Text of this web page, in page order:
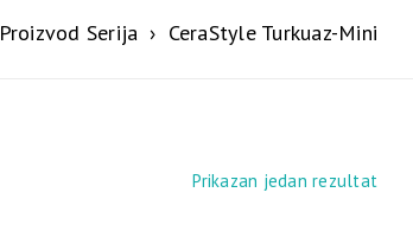
Proizvod Serija › CeraStyle Turkuaz-Mini
Prikazan jedan rezultat